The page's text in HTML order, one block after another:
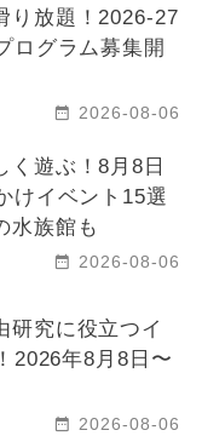
り放題！2026-27
ログラム募集開
2026-08-06
く遊ぶ！8月8日
けイベント15選
水族館も
2026-08-06
研究に役立つイ
2026年8月8日〜
2026-08-06